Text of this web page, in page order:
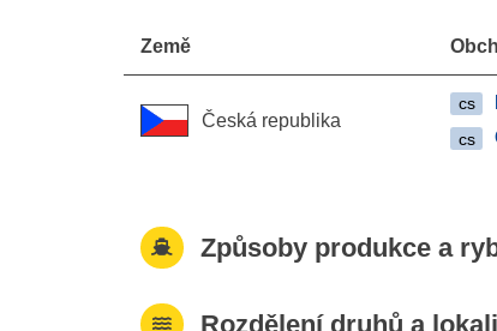
Země
Česká republika
cs
cs
Způsoby produkce a
Rozdělení druhů